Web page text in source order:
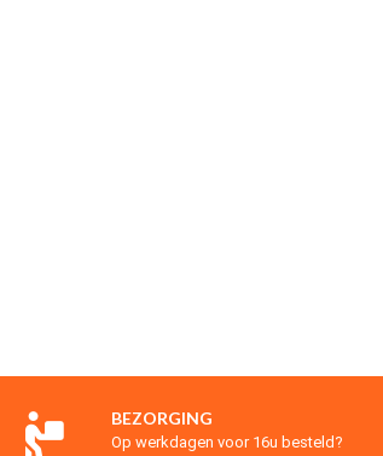
BEZORGING
Op werkdagen voor 16u besteld?